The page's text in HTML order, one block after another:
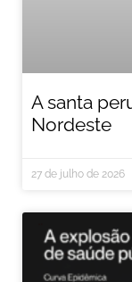
A santa
Nordeste
27 de julho de 2026